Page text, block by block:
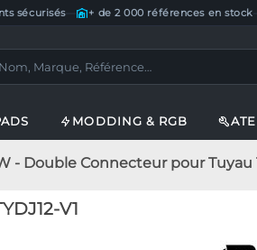
sécurisés— + de 2 000 références en stock
MODDING & RGB
- Double Connecteur pour Tuyau
V1